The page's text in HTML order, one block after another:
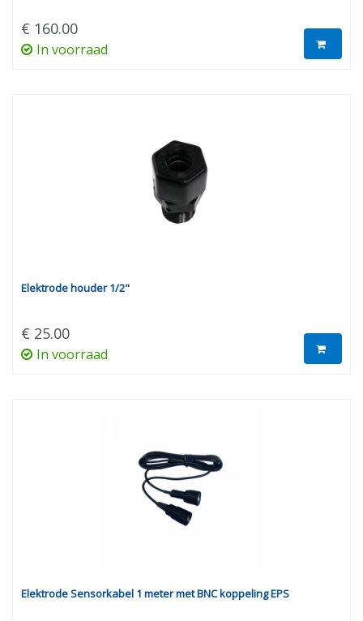
€ 160.00
In voorraad
Elektrode houder 1/2"
€ 25.00
In voorraad
Elektrode Sensorkabel 1 meter met BNC koppeling EPS